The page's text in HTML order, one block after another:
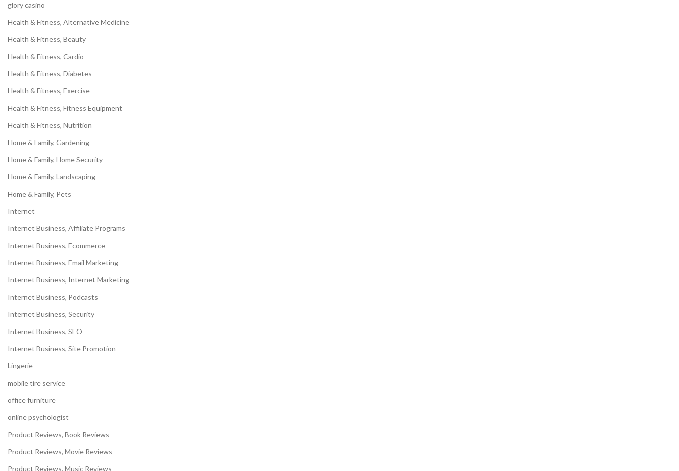
glory casino
Health & Fitness, Alternative Medicine
Health & Fitness, Beauty
Health & Fitness, Cardio
Health & Fitness, Diabetes
Health & Fitness, Exercise
Health & Fitness, Fitness Equipment
Health & Fitness, Nutrition
Home & Family, Gardening
Home & Family, Home Security
Home & Family, Landscaping
Home & Family, Pets
Internet
Internet Business, Affiliate Programs
Internet Business, Ecommerce
Internet Business, Email Marketing
Internet Business, Internet Marketing
Internet Business, Podcasts
Internet Business, Security
Internet Business, SEO
Internet Business, Site Promotion
Lingerie
mobile tire service
office furniture
online psychologist
Product Reviews, Book Reviews
Product Reviews, Movie Reviews
Product Reviews, Music Reviews